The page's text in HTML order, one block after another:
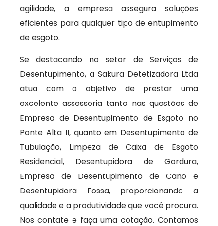
agilidade, a empresa assegura soluções
eficientes para qualquer tipo de entupimento
de esgoto.
Se destacando no setor de Serviços de
Desentupimento, a Sakura Detetizadora Ltda
atua com o objetivo de prestar uma
excelente assessoria tanto nas questões de
Empresa de Desentupimento de Esgoto no
Ponte Alta II, quanto em Desentupimento de
Tubulação, Limpeza de Caixa de Esgoto
Residencial, Desentupidora de Gordura,
Empresa de Desentupimento de Cano e
Desentupidora Fossa, proporcionando a
qualidade e a produtividade que você procura.
Nos contate e faça uma cotação. Contamos